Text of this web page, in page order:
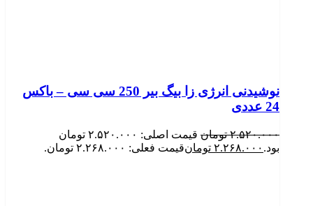
نوشیدنی انرژی زا بیگ بیر 250 سی سی – باکس
24 عددی
۲.۵۲۰.۰۰۰ تومان
قیمت اصلی: ۲.۵۲۰.۰۰۰ تومان
بود. ۲.۲۶۸.۰۰۰ تومانقیمت فعلی: ۲.۲۶۸.۰۰۰ تومان.